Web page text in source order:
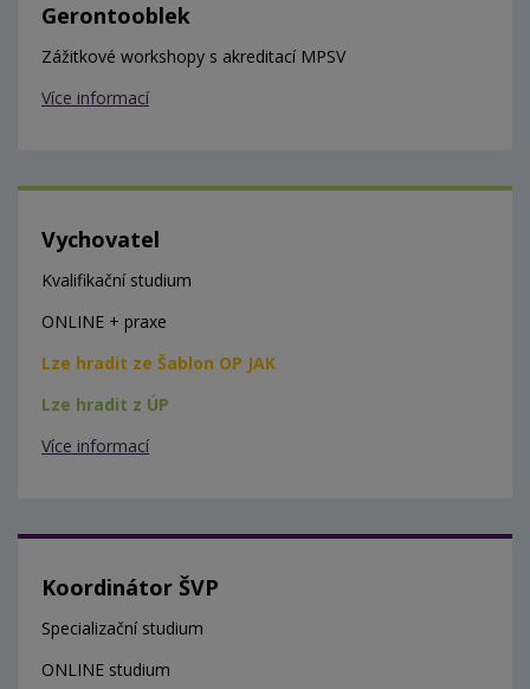
Gerontooblek
Zážitkové workshopy s akreditací MPSV
Více informací
Vychovatel
Kvalifikační studium
ONLINE + praxe
Lze hradit ze Šablon OP JAK
Lze hradit z ÚP
Více informací
Koordinátor ŠVP
Specializační studium
ONLINE studium